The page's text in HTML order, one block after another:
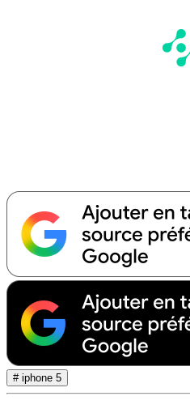
# iphone 5